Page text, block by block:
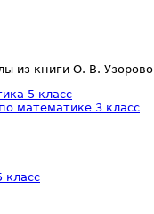
из книги О. В.
5 класс
математике 3 класс
класс